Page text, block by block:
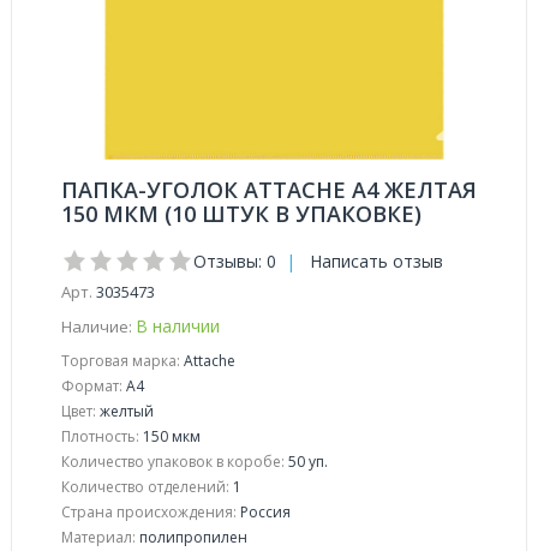
ПАПКА-УГОЛОК ATTACHE A4 ЖЕЛТАЯ
150 МКМ (10 ШТУК В УПАКОВКЕ)
Отзывы: 0 | Написать отзыв
Арт. 3035473
Наличие: В наличии
Торговая марка: Attache
Формат: A4
Цвет: желтый
Плотность: 150 мкм
Количество упаковок в коробе: 50 уп.
Количество отделений: 1
Страна происхождения: Россия
Материал: полипропилен